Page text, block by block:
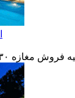
فروش مغازه ۳۳۰ متر با ملکیت و سرقفلی